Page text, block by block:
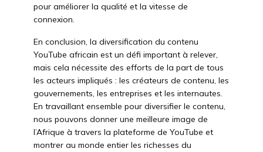
pour améliorer la qualité et la vitesse de
connexion.
En conclusion, la diversification du contenu
YouTube africain est un défi important à relever,
mais cela nécessite des efforts de la part de tous
les acteurs impliqués : les créateurs de contenu, les
gouvernements, les entreprises et les internautes.
En travaillant ensemble pour diversifier le contenu,
nous pouvons donner une meilleure image de
l’Afrique à travers la plateforme de YouTube et
montrer au monde entier les richesses du